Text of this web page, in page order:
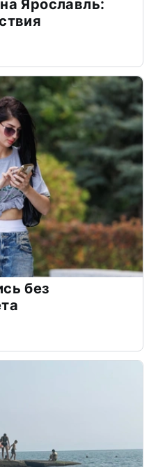
Ярославль:
без